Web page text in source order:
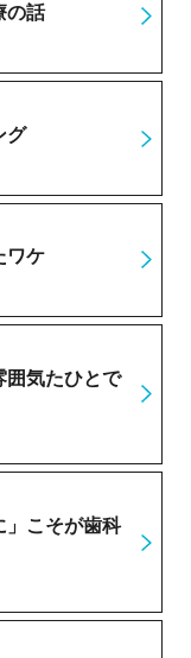
の話
グ
ワケ
囲気たひとで
」こそが歯科